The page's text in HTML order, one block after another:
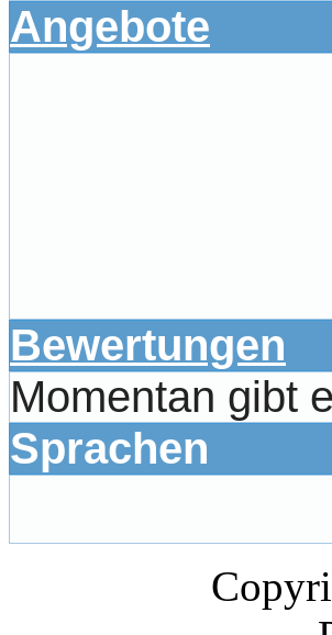
Angebote
Bewertungen
Momentan gibt
Sprachen